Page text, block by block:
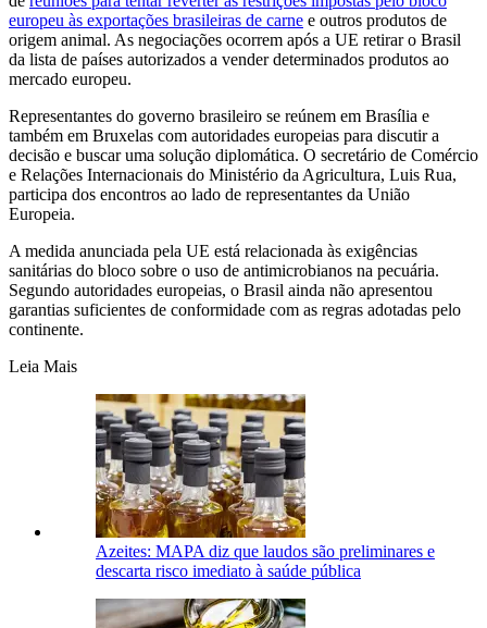
europeu às exportações brasileiras de carne e outros produtos de
origem animal. As negociações ocorrem após a UE retirar o Brasil
da lista de países autorizados a vender determinados produtos ao
mercado europeu.
Representantes do governo brasileiro se reúnem em Brasília e
também em Bruxelas com autoridades europeias para discutir a
decisão e buscar uma solução diplomática. O secretário de Comércio
e Relações Internacionais do Ministério da Agricultura, Luis Rua,
participa dos encontros ao lado de representantes da União
Europeia.
A medida anunciada pela UE está relacionada às exigências
sanitárias do bloco sobre o uso de antimicrobianos na pecuária.
Segundo autoridades europeias, o Brasil ainda não apresentou
garantias suficientes de conformidade com as regras adotadas pelo
continente.
Leia Mais
Azeites: MAPA diz que laudos são preliminares e
descarta risco imediato à saúde pública